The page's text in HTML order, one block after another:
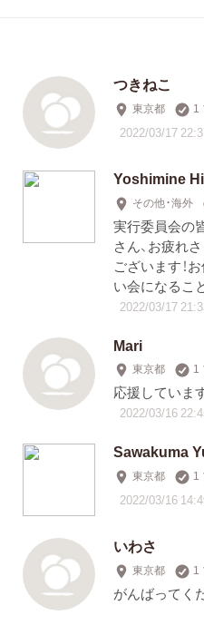
つきねこ
東京都 1
2022/03/17
Yoshimine
その他・海外
実行委員会の
さん、お疲れ
ございます！
い会になるこ
2022/03/17
Mari
東京都 1
応援していま
2022/03/16
Sawakuma
東京都 1
2022/03/16
いわさ
東京都 1
がんばってく